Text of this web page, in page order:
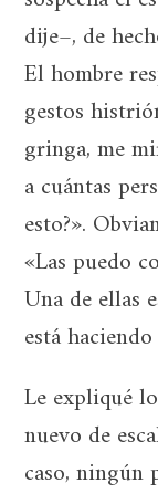
dije–, de
El hombre
gestos
gringa, me
a cuántas
esto?».
«Las puedo
Una de ellas
está
Le expliqué
nuevo de
caso, ningún